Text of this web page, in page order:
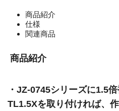
商品紹介
仕様
関連商品
商品紹介
・JZ-0745シリーズに1.5
TL1.5Xを取り付ければ、